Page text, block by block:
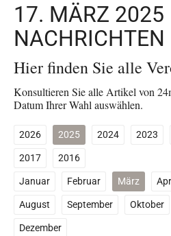
17. MÄRZ 2025
NACHRICHTEN
Hier finden Sie alle
Konsultieren Sie alle Artikel von
Datum Ihrer Wahl auswählen.
2026 2025 2024 2023
2017
2016
Januar
Februar März
August
September Oktober
Dezember